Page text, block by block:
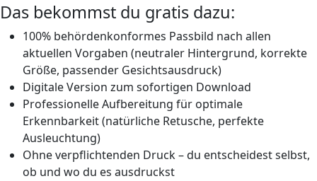
Das bekommst du gratis dazu:
100% behördenkonformes Passbild nach allen
aktuellen Vorgaben (neutraler Hintergrund, korrekte
Größe, passender Gesichtsausdruck)
Digitale Version zum sofortigen Download
Professionelle Aufbereitung für optimale
Erkennbarkeit (natürliche Retusche, perfekte
Ausleuchtung)
Ohne verpflichtenden Druck – du entscheidest selbst,
ob und wo du es ausdruckst